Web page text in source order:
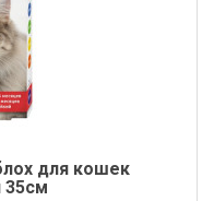
для кошек
35см